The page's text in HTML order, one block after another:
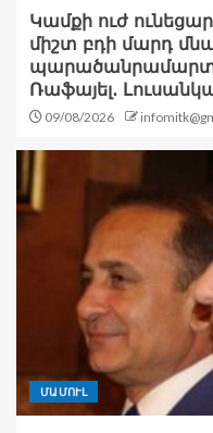
Կամքի ուժ
միշտ բդի մարդ
Ռաֆայել․
09/08/2026
ՄԱՄՈՒԼ